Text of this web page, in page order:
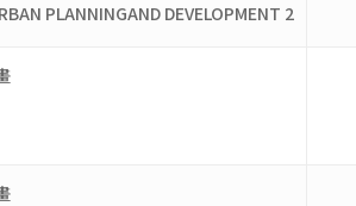
PLANNINGAND DEVELOPMENT 2